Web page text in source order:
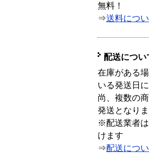
無料！
⇒送料につ
配送につい
在庫がある
いる発送日
尚、複数の
発送となりま
※配送業者
けます
⇒配送につ